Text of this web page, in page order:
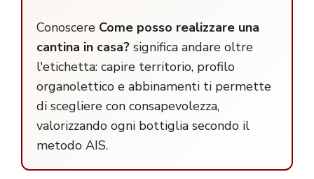
Conoscere Come posso realizzare una
cantina in casa? significa andare oltre
l'etichetta: capire territorio, profilo
organolettico e abbinamenti ti permette
di scegliere con consapevolezza,
valorizzando ogni bottiglia secondo il
metodo AIS.